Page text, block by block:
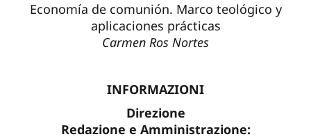
Economía de comunión. Marco teológico y
aplicaciones prácticas
Carmen Ros Nortes
INFORMAZIONI
Direzione
Redazione e Amministrazione: